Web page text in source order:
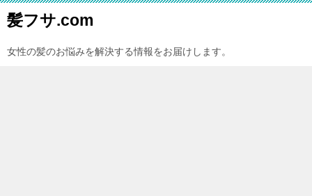
髪フサ.com
女性の髪のお悩みを解決する情報をお届けします。